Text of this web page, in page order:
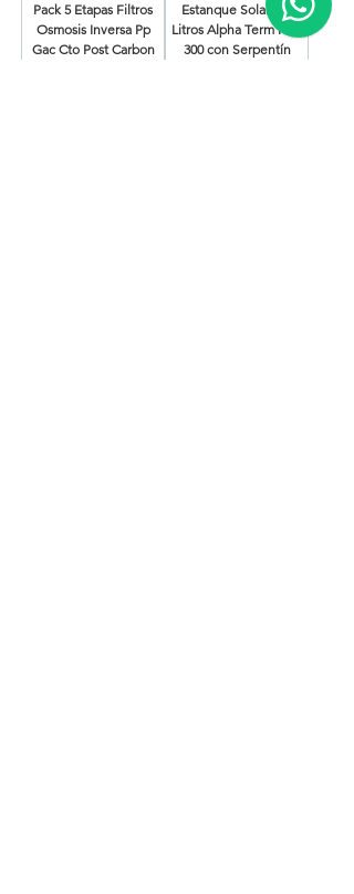
Pack 5 Etapas Filtros
Osmosis Inversa Pp
Gac Cto Post Carbon
Estanque Solar 300
Litros Alpha Term KBS
300 con Serpentín